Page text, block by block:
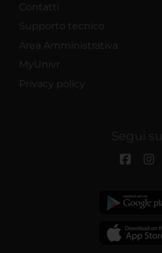
Contatti
Supporto tecnico
Area Amministrativa
MyUnivr
Privacy policy
Segui su